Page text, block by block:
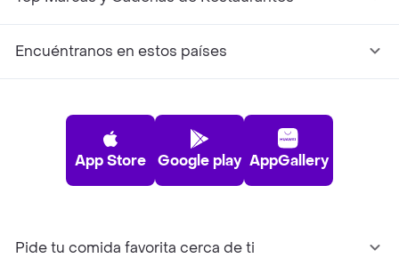
Encuéntranos en estos países
App Store Google play AppGallery
Pide tu comida favorita cerca de ti